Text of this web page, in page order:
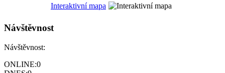
Interaktivní mapa
Návštěvnost
Návštěvnost:
ONLINE:0